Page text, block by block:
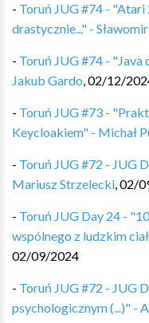
- Toruń JUG #74 -
drastycznie..." -
- Toruń JUG #74 - "Java
Jakub Gardo,02/12/
- Toruń JUG #73 -
Keycloakiem" - Michał
- Toruń JUG #72 - JUG
Mariusz Strzelecki,02/
- Toruń JUG Day 24 -
wspólnego z ludzkim
02/09/2024
- Toruń JUG #72 - JUG
psychologicznym (...)" -